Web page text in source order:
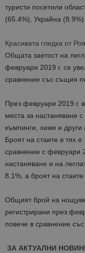
туристи посетили
(65.4%), Украйна
Красивата гледка от
Общата заетост на
февруари 2019 г. се
сравнение със същия
През февруари 2019 г.
места за настаняване
къмпинги, хижи и други
Броят на стаите в тях
сравнение с февруари
настаняване и на
8.1%, а броят на
Общият брой на
регистрирани през
повече в сравнение
ЗА АКТУАЛНИ